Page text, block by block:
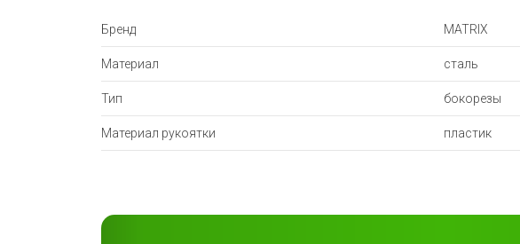
Бренд MATRIX
Материал сталь
Тип бокорезы
Материал рукоятки пластик